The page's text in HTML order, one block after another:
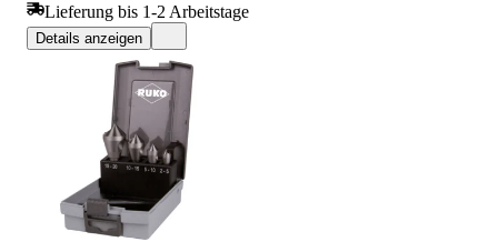
Lieferung bis 1-2 Arbeitstage
Details anzeigen